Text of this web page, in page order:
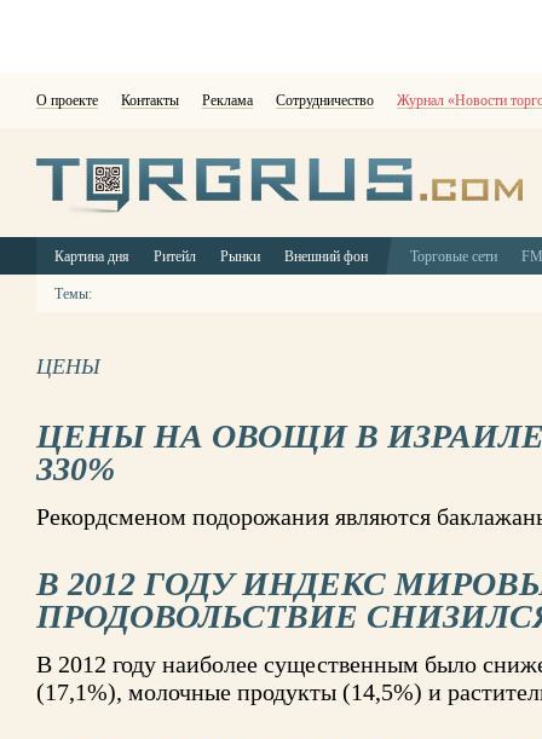
О проекте Контакты Реклама Сотрудничество Журнал «Новости
Картина дня Ритейл Рынки Внешний фон Торговые сети
Темы:
ЦЕНЫ
ЦЕНЫ НА ОВОЩИ В
330%
Рекордсменом подорожания являются
В 2012 ГОДУ ИНДЕКС
ПРОДОВОЛЬСТВИЕ
В 2012 году наиболее существенным было
(17,1%), молочные продукты (14,5%) и